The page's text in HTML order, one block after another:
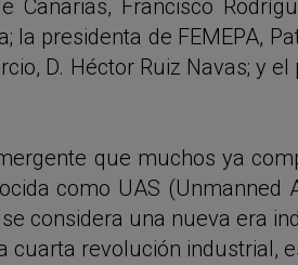
Canarias, Francisco
la presidenta de FEMEPA,
D. Héctor Ruiz Navas; y
que muchos ya
como UAS
considera una nueva era
revolución industrial,